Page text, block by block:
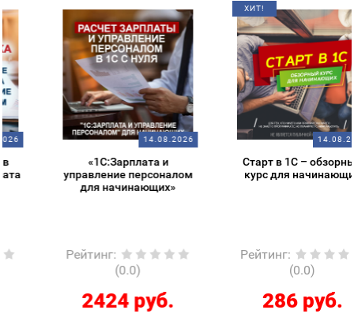
14.08.2026
«1С:Зарплата и
управление персоналом
для начинающих»
Рейтинг:
2424 руб.
14.08.2026
Старт в 1С – обзорный
курс для начинающих
Рейтинг:
286 руб.